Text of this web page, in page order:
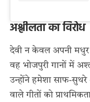
अश्लीलता का विरोध
देवी न केवल अपनी
वह भोजपुरी गानों में
उन्होंने हमेशा साफ-
वाले गीतों को